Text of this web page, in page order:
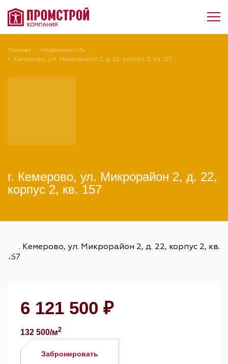
Главная - Недвижимость -
г. Кемерово, ул. Микрорайон 2, д. 22, корпус 2, кв. 157
г. Кемерово, ул. Микрорайон 2, д. 22,
корпус 2, кв. 157
6 121 500 ₽
132 500/м2
Забронировать